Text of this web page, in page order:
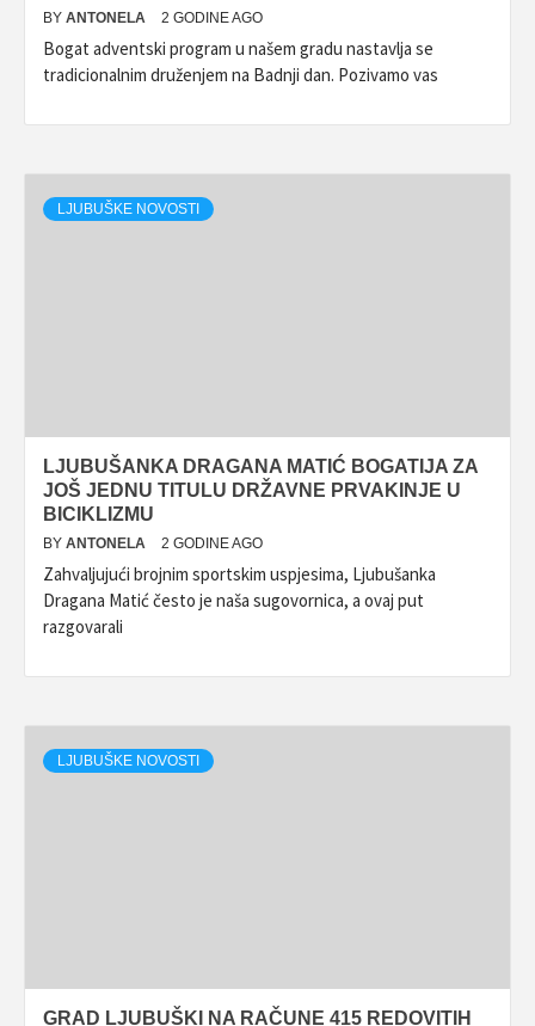
BY ANTONELA 2 GODINE AGO
Bogat adventski program u našem gradu nastavlja se
tradicionalnim druženjem na Badnji dan. Pozivamo vas
LJUBUŠKE NOVOSTI
LJUBUŠANKA DRAGANA MATIĆ BOGATIJA ZA
JOŠ JEDNU TITULU DRŽAVNE PRVAKINJE U
BICIKLIZMU
BY ANTONELA 2 GODINE AGO
Zahvaljujući brojnim sportskim uspjesima, Ljubušanka
Dragana Matić često je naša sugovornica, a ovaj put
razgovarali
LJUBUŠKE NOVOSTI
GRAD LJUBUŠKI NA RAČUNE 415 REDOVITIH